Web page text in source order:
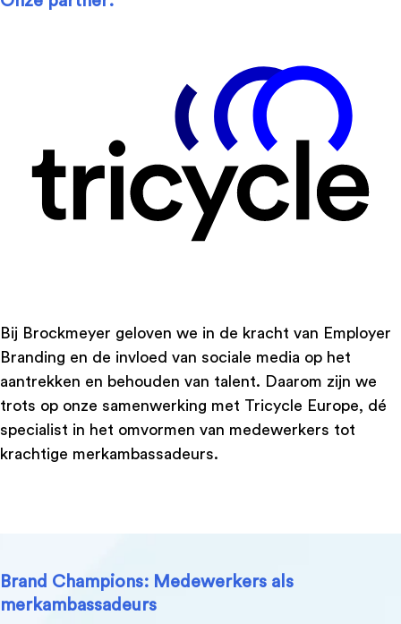
Bij Brockmeyer geloven we in de kracht van Employer
Branding en de invloed van sociale media op het
aantrekken en behouden van talent. Daarom zijn we
trots op onze samenwerking met Tricycle Europe, dé
specialist in het omvormen van medewerkers tot
krachtige merkambassadeurs.
Brand Champions: Medewerkers als
merkambassadeurs